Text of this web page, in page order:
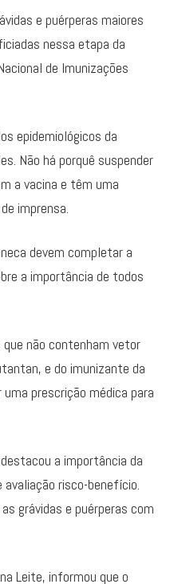
e puérperas maiores
nessa etapa da
de Imunizações
epidemiológicos da
Não há porquê suspender
a vacina e têm uma
imprensa.
devem completar a
a importância de todos
não contenham vetor
e do imunizante da
prescrição médica para
a importância da
avaliação risco-benefício.
grávidas e puérperas com
Leite, informou que o